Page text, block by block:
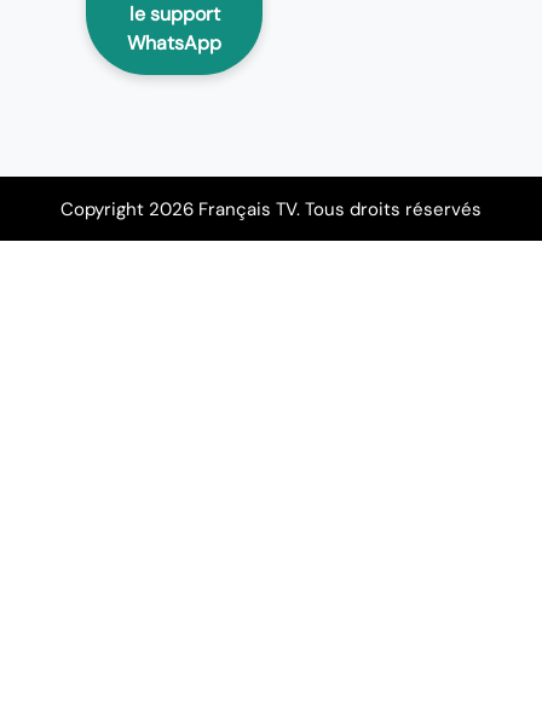
le support
WhatsApp
Copyright 2026 Français TV. Tous droits réservés